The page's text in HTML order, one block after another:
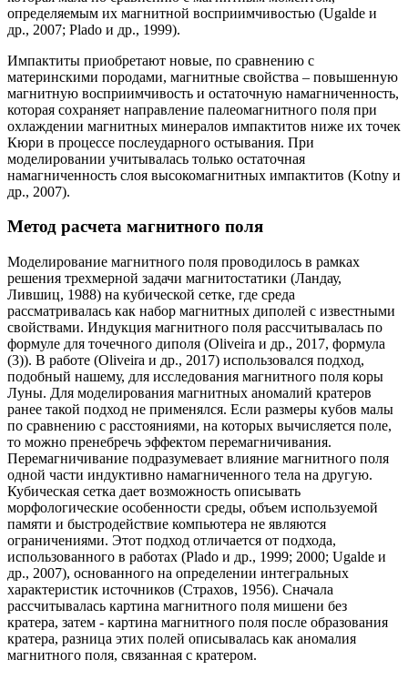
определяемым их магнитной восприимчивостью (Ugalde и
др., 2007; Plado и др., 1999).
Импактиты приобретают новые, по сравнению с
материнскими породами, магнитные свойства – повышенную
магнитную восприимчивость и остаточную намагниченность,
которая сохраняет направление палеомагнитного поля при
охлаждении магнитных минералов импактитов ниже их точек
Кюри в процессе послеударного остывания. При
моделировании учитывалась только остаточная
намагниченность слоя высокомагнитных импактитов (Kotny и
др., 2007).
Метод расчета магнитного поля
Моделирование магнитного поля проводилось в рамках
решения трехмерной задачи магнитостатики (Ландау,
Лившиц, 1988) на кубической сетке, где среда
рассматривалась как набор магнитных диполей с известными
свойствами. Индукция магнитного поля рассчитывалась по
формуле для точечного диполя (Oliveira и др., 2017, формула
(3)). В работе (Oliveira и др., 2017) использовался подход,
подобный нашему, для исследования магнитного поля коры
Луны. Для моделирования магнитных аномалий кратеров
ранее такой подход не применялся. Если размеры кубов малы
по сравнению с расстояниями, на которых вычисляется поле,
то можно пренебречь эффектом перемагничивания.
Перемагничивание подразумевает влияние магнитного поля
одной части индуктивно намагниченного тела на другую.
Кубическая сетка дает возможность описывать
морфологические особенности среды, объем используемой
памяти и быстродействие компьютера не являются
ограничениями. Этот подход отличается от подхода,
использованного в работах (Plado и др., 1999; 2000; Ugalde и
др., 2007), основанного на определении интегральных
характеристик источников (Страхов, 1956). Сначала
рассчитывалась картина магнитного поля мишени без
кратера, затем - картина магнитного поля после образования
кратера, разница этих полей описывалась как аномалия
магнитного поля, связанная с кратером.